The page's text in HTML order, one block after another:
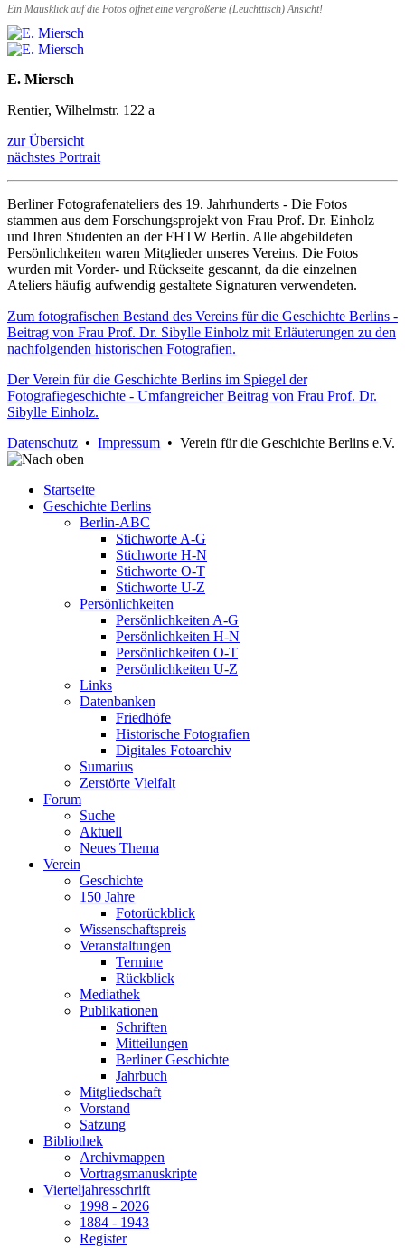
Ein Mausklick auf die Fotos öffnet eine vergrößerte (Leuchttisch) Ansicht!
E. Miersch
Rentier, Wilhelmstr. 122 a
zur Übersicht
nächstes Portrait
Berliner Fotografenateliers des 19. Jahrhunderts - Die Fotos
stammen aus dem Forschungsprojekt von Frau Prof. Dr. Einholz
und Ihren Studenten an der FHTW Berlin. Alle abgebildeten
Persönlichkeiten waren Mitglieder unseres Vereins. Die Fotos
wurden mit Vorder- und Rückseite gescannt, da die einzelnen
Ateliers häufig aufwendig gestaltete Signaturen verwendeten.
Zum fotografischen Bestand des Vereins für die Geschichte Berlins -
Beitrag von Frau Prof. Dr. Sibylle Einholz mit Erläuterungen zu den
nachfolgenden historischen Fotografien.
Der Verein für die Geschichte Berlins im Spiegel der
Fotografiegeschichte - Umfangreicher Beitrag von Frau Prof. Dr.
Sibylle Einholz.
Datenschutz • Impressum • Verein für die Geschichte Berlins e.V.
Startseite
Geschichte Berlins
Berlin-ABC
Stichworte A-G
Stichworte H-N
Stichworte O-T
Stichworte U-Z
Persönlichkeiten
Persönlichkeiten A-G
Persönlichkeiten H-N
Persönlichkeiten O-T
Persönlichkeiten U-Z
Links
Datenbanken
Friedhöfe
Historische Fotografien
Digitales Fotoarchiv
Sumarius
Zerstörte Vielfalt
Forum
Suche
Aktuell
Neues Thema
Verein
Geschichte
150 Jahre
Fotorückblick
Wissenschaftspreis
Veranstaltungen
Termine
Rückblick
Mediathek
Publikationen
Schriften
Mitteilungen
Berliner Geschichte
Jahrbuch
Mitgliedschaft
Vorstand
Satzung
Bibliothek
Archivmappen
Vortragsmanuskripte
Vierteljahresschrift
1998 - 2026
1884 - 1943
Register